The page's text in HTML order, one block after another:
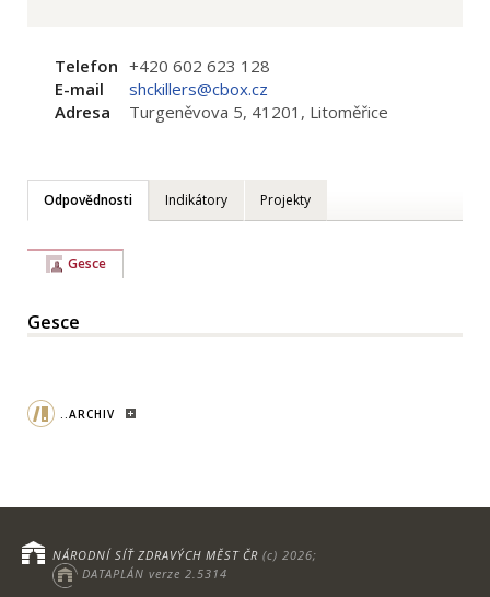
Telefon +420 602 623 128
E-mail
shckillers@cbox.cz
Adresa
Turgeněvova 5, 41201, Litoměřice
Odpovědnosti Indikátory Projekty
Gesce
Gesce
..ARCHIV
NÁRODNÍ SÍŤ ZDRAVÝCH MĚST ČR (c) 2026;
DATAPLÁN verze 2.5314